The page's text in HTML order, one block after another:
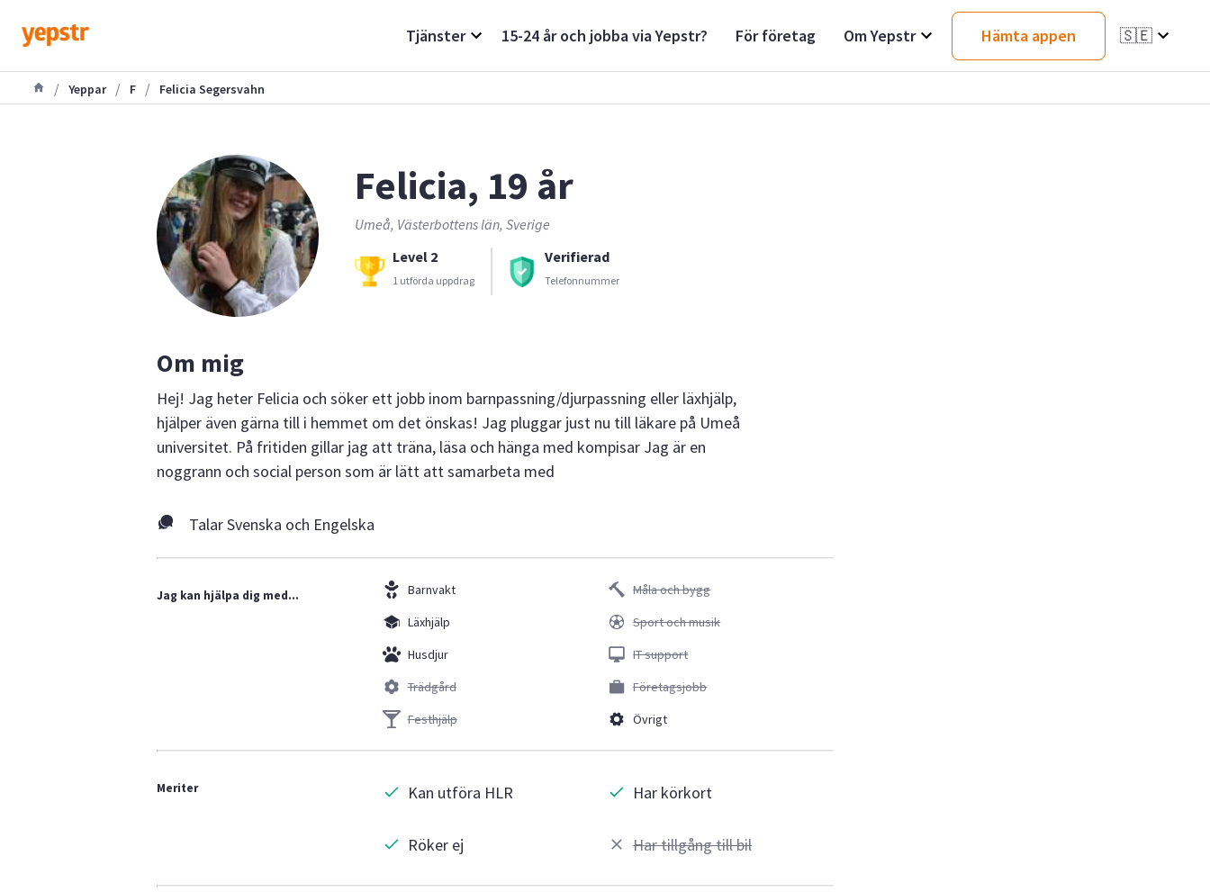
Tjänster 15-24 år och jobba via Yepstr? För företag Om Yepstr Hämta appen 🇸🇪
/ Yeppar / F / Felicia Segersvahn
Felicia, 19 år
Umeå, Västerbottens län, Sverige
Level 2
1 utförda uppdrag
Verifierad
Telefonnummer
Om mig
Hej! Jag heter Felicia och söker ett jobb inom barnpassning/djurpassning eller läxhjälp,
hjälper även gärna till i hemmet om det önskas! Jag pluggar just nu till läkare på Umeå
universitet. På fritiden gillar jag att träna, läsa och hänga med kompisar Jag är en
noggrann och social person som är lätt att samarbeta med
Talar Svenska och Engelska
Jag kan hjälpa dig med...
Barnvakt
Läxhjälp
Husdjur
Trädgård
Festhjälp
Måla och bygg
Sport och musik
IT support
Företagsjobb
Övrigt
Meriter Kan utföra HLR
Röker ej
Har körkort
Har tillgång till bil